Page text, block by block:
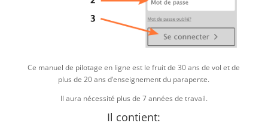
Ce manuel de pilotage en ligne est le fruit de 30 ans de vol et de
plus de 20 ans d’enseignement du parapente.
Il aura nécessité plus de 7 années de travail.
Il contient: